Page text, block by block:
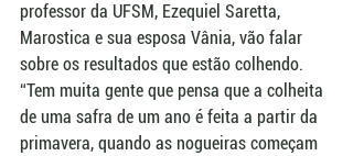
professor da UFSM, Ezequiel Saretta,
Marostica e sua esposa Vânia, vão falar
sobre os resultados que estão colhendo.
“Tem muita gente que pensa que a colheita
de uma safra de um ano é feita a partir da
primavera, quando as nogueiras começam